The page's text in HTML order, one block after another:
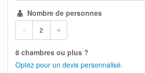
Nombre de personnes
- +
8 chambres ou plus ?
Optez pour un devis personnalisé.